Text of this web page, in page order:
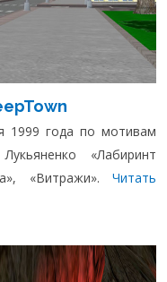
1999 года по мотивам
«Лабиринт
«Витражи». Читать